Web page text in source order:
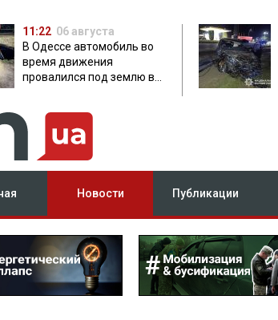
11:22 06 августа
В Одессе автомобиль во
время движения
провалился под землю в
Новости Публикации